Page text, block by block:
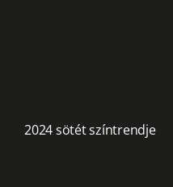
2024 sötét színtrendje